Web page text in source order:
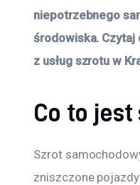
niepotrzebnego
środowiska. Czytaj
z usług szrotu w
Co to
Szrot
zniszczone